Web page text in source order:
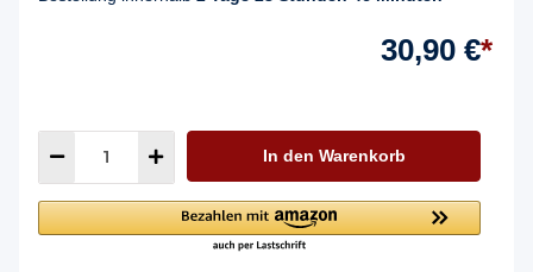
30,90 €*
In den Warenkorb